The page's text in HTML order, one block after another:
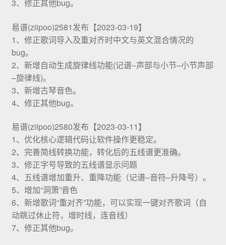
3、修正其他bug。
易谱(ziipoo)2581发布【2023-03-19】
1、修正歌词导入及重对齐时中文与英文混合情况的
bug。
2、新增自动生成旋律线功能(记谱–声部与小节–小节声部
–旋律线)。
3、新增古琴音色。
4、修正其他bug。
易谱(ziipoo)2580发布【2023-03-11】
1、优化核心逻辑代码让软件操作更稳定。
2、完善简线转换功能，转化后的五线谱更准确。
3、修正字号导致的五线谱显示问题
4、五线谱增加重升、重降功能（记谱–音符–升降号）。
5、增加“洞箫”音色
6、新增歌词“重对齐”功能，可以实现一键对齐歌词（自
动跳过休止符，增时线，连音线）
7、修正其他bug。